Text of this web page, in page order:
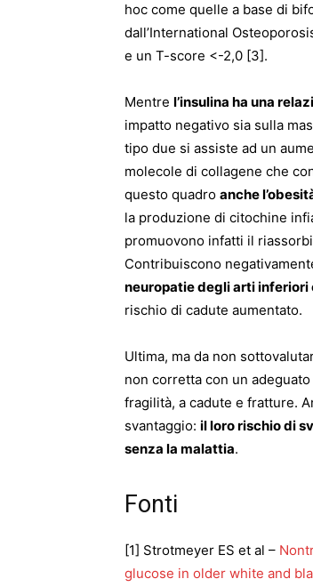
hoc come quelle a base di
dall’International
e un T-score <-2,0 [3].
Mentre l’insulina ha una
impatto negativo sia sulla
tipo due si assiste ad un
molecole di collagene che
questo quadro anche
la produzione di citochine
promuovono infatti il
Contribuiscono
neuropatie degli arti
rischio di cadute aumentato.
Ultima, ma da non
non corretta con un
fragilità, a cadute e fratture.
svantaggio: il loro rischio di
senza la malattia.
Fonti
[1] Strotmeyer ES et al –
glucose in older white and